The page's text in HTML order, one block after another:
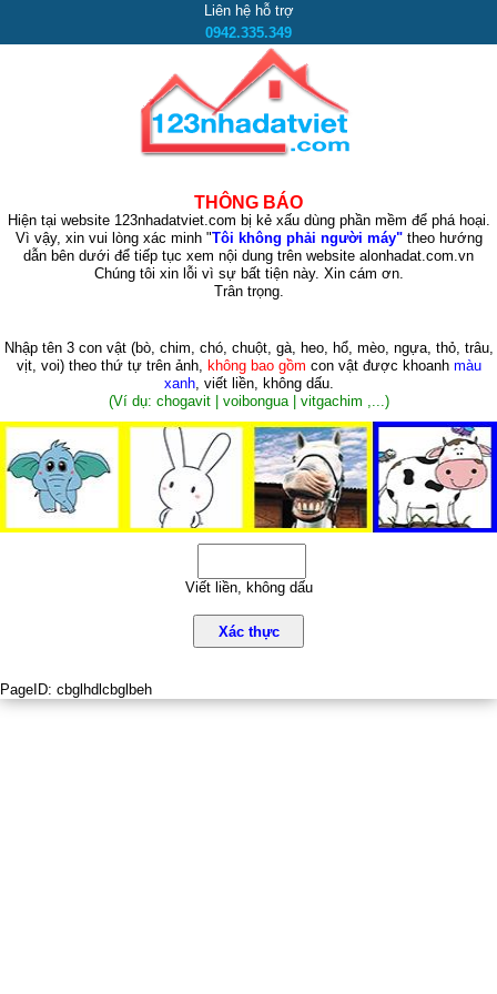
Liên hệ hỗ trợ
0942.335.349
THÔNG BÁO
Hiện tại website 123nhadatviet.com bị kẻ xấu dùng phần mềm để phá hoại.
Vì vậy, xin vui lòng xác minh "Tôi không phải người máy"theo hướng
dẫn bên dưới để tiếp tục xem nội dung trên website alonhadat.com.vn
Chúng tôi xin lỗi vì sự bất tiện này. Xin cám ơn.
Trân trọng.
Nhập tên 3 con vật (bò, chim, chó, chuột, gà, heo, hổ, mèo, ngựa, thỏ, trâu,
vịt, voi)theo thứ tự trên ảnh, không bao gồm con vật được khoanh màu
xanh, viết liền, không dấu.
(Ví dụ: chogavit | voibongua | vitgachim ,...)
Viết liền, không dấu
Xác thực
PageID: cbglhdlcbglbeh